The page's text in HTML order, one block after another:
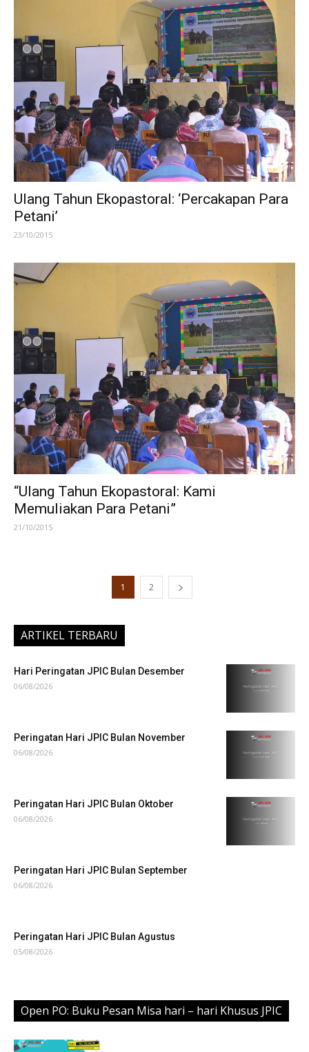
Ulang Tahun Ekopastoral: ‘Percakapan Para
Petani’
23/10/2015
“Ulang Tahun Ekopastoral: Kami
Memuliakan Para Petani”
21/10/2015
1 2
ARTIKEL TERBARU
Hari Peringatan JPIC Bulan Desember
06/08/2026
Peringatan Hari JPIC Bulan November
06/08/2026
Peringatan Hari JPIC Bulan Oktober
06/08/2026
Peringatan Hari JPIC Bulan September
06/08/2026
Peringatan Hari JPIC Bulan Agustus
05/08/2026
Open PO: Buku Pesan Misa hari – hari Khusus JPIC